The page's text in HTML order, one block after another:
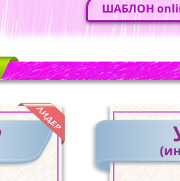
ШАБЛОН